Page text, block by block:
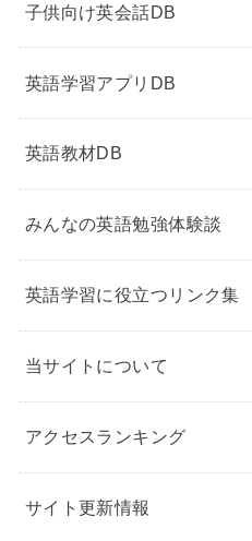
子供向け英会話DB
英語学習アプリDB
英語教材DB
みんなの英語勉強体験談
英語学習に役立つリンク集
当サイトについて
アクセスランキング
サイト更新情報